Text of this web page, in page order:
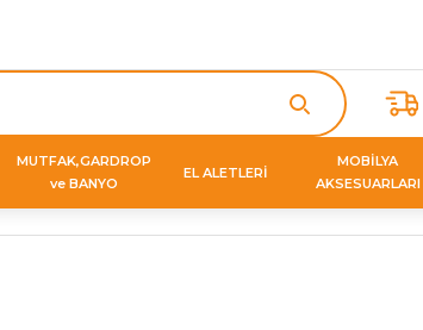
MUTFAK,GARDROP
ve BANYO
EL ALETLERİ
MOBİLYA
AKSESUARLARI